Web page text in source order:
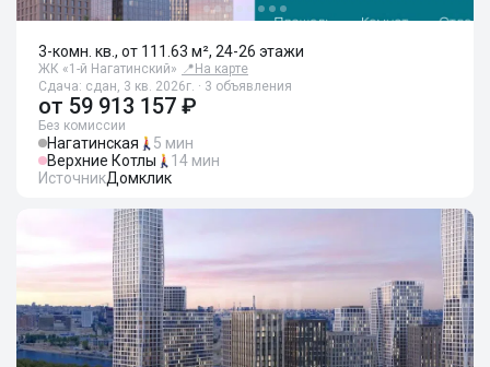
3-комн. кв., от 111.63 м², 24-26 этажи
ЖК «1-й Нагатинский» 📍 На карте
Сдача: сдан, 3 кв. 2026г. · 3 объявления
от 59 913 157 ₽
Без комиссии
Нагатинская
5 мин
Верхние Котлы
14 мин
ИсточникДомклик